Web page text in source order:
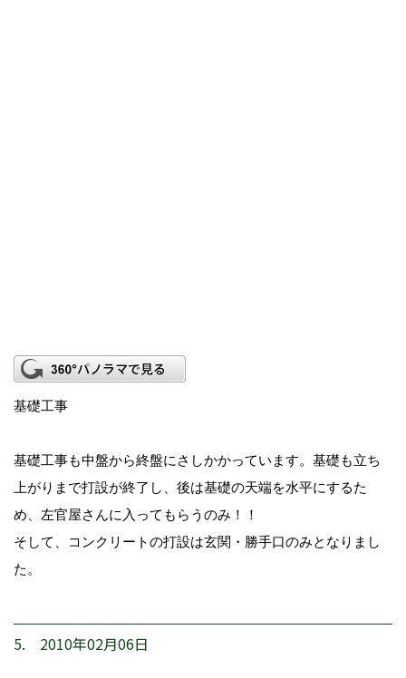
基礎工事
基礎工事も中盤から終盤にさしかかっています。基礎も立ち
上がりまで打設が終了し、後は基礎の天端を水平にするた
め、左官屋さんに入ってもらうのみ！！
そして、コンクリートの打設は玄関・勝手口のみとなりまし
た。
5. 2010年02月06日